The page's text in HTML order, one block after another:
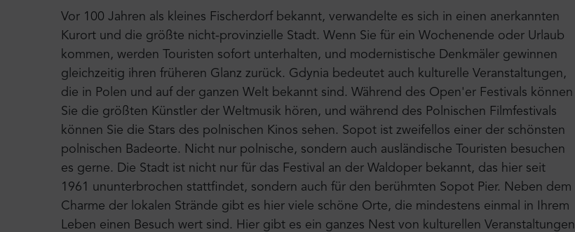
Vor 100 Jahren als kleines Fischerdorf bekannt, verwandelte es sich in einen anerkannten
Kurort und die größte nicht-provinzielle Stadt. Wenn Sie für ein Wochenende oder Urlaub
kommen, werden Touristen sofort unterhalten, und modernistische Denkmäler gewinnen
gleichzeitig ihren früheren Glanz zurück. Gdynia bedeutet auch kulturelle Veranstaltungen,
die in Polen und auf der ganzen Welt bekannt sind. Während des Open'er Festivals können
Sie die größten Künstler der Weltmusik hören, und während des Polnischen Filmfestivals
können Sie die Stars des polnischen Kinos sehen. Sopot ist zweifellos einer der schönsten
polnischen Badeorte. Nicht nur polnische, sondern auch ausländische Touristen besuchen
es gerne. Die Stadt ist nicht nur für das Festival an der Waldoper bekannt, das hier seit
1961 ununterbrochen stattfindet, sondern auch für den berühmten Sopot Pier. Neben dem
Charme der lokalen Strände gibt es hier viele schöne Orte, die mindestens einmal in Ihrem
Leben einen Besuch wert sind. Hier gibt es ein ganzes Nest von kulturellen Veranstaltungen